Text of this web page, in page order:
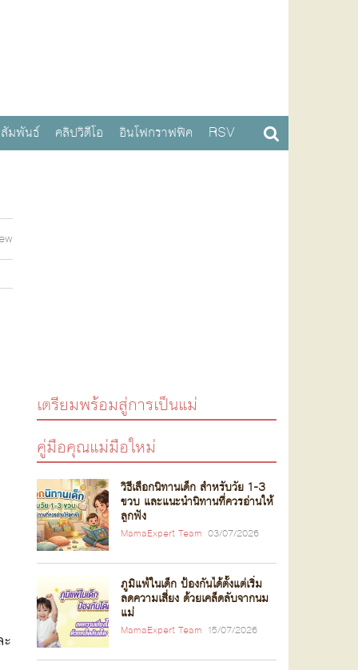
มพันธ์ คลิปวิดีโอ อินโฟกราฟฟิค RSV
เตรียมพร้อมสู่การเป็นแม่
คู่มือคุณแม่มือใหม่
วิธีเลือกนิทานเด็ก สำหรับวัย 1-3
ขวบ และแนะนำนิทานที่ควรอ่านให้
ลูกฟัง
MamaExpert Team 03/07/2026
ภูมิแพ้ในเด็ก ป้องกันได้ตั้งแต่เริ่ม
ลดความเสี่ยง ด้วยเคล็ดลับจากนม
แม่
MamaExpert Team 15/07/2026